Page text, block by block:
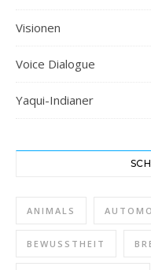
Visionen
Voice Dialogue
Yaqui-Indianer
ANIMALS
BEWUSSTHEIT